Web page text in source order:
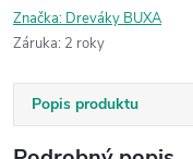
Značka: Dreváky BUXA
Záruka: 2 roky
Popis produktu